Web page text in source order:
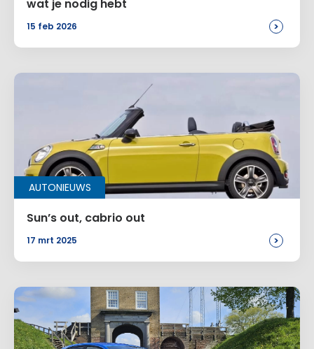
Site
Voeg een reactie toe
Alternative:
wat je nodig hebt
15 feb 2026 >
AUTONIEUWS
Sun’s out, cabrio out
17 mrt 2025 >